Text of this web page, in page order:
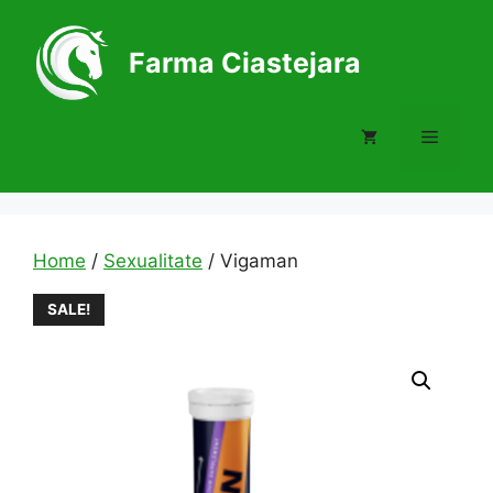
content
Farma Ciastejara
Menu
Home / Sexualitate / Vigaman
SALE!